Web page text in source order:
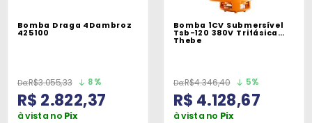
Bomba Draga 4Dambroz
425100
R$3.055,33 8%
R$ 2.822,37
à vista no Pix
Bomba 1CV Submersível
Tsb-120 380V Trifásica
Thebe
R$4.346,40 5%
R$ 4.128,67
à vista no Pix